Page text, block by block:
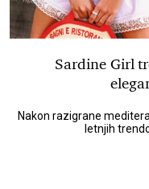
Sardine Girl
Nakon razigrane
letnjih